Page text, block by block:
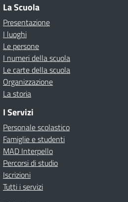
La Scuola
Presentazione
I luoghi
Le persone
I numeri della scuola
Le carte della scuola
Organizzazione
La storia
I Servizi
Personale scolastico
Famiglie e studenti
MAD Interpello
Percorsi di studio
Iscrizioni
Tutti i servizi